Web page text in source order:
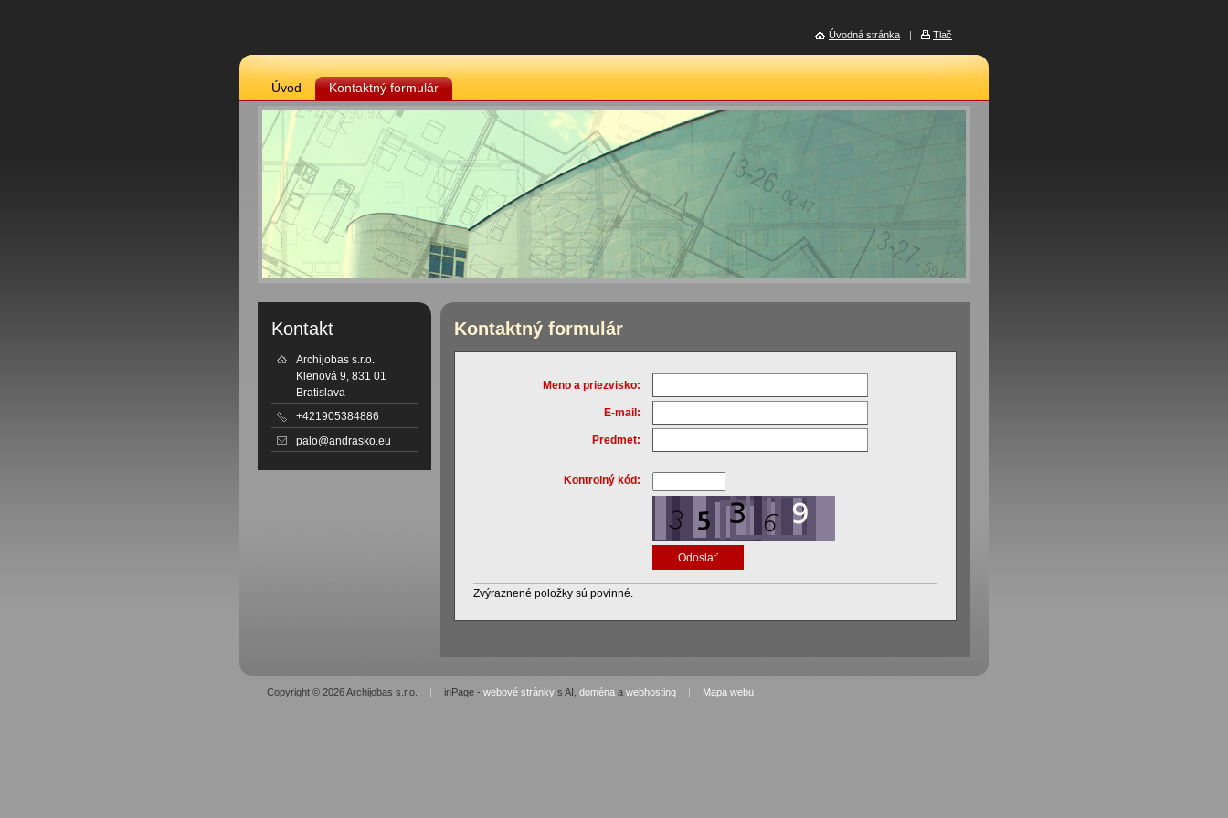
Úvod Kontaktný formulár
Kontaktný formulár
Meno a priezvisko:
E-mail:
Predmet:
Kontrolný kód:
Zvýraznené položky sú povinné.
Kontakt
Archijobas s.r.o.
Klenová 9, 831 01
Bratislava
+421905384886
palo@andrasko.eu
Úvodná stránka | Tlač
Copyright © 2026 Archijobas s.r.o. inPage - webové stránky s AI, doména a webhosting Mapa webu